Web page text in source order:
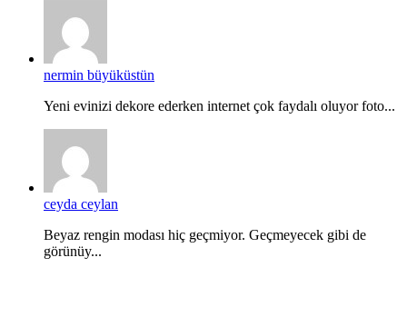
nermin büyüküstün
Yeni evinizi dekore ederken internet çok faydalı oluyor foto...
ceyda ceylan
Beyaz rengin modası hiç geçmiyor. Geçmeyecek gibi de
görünüy...